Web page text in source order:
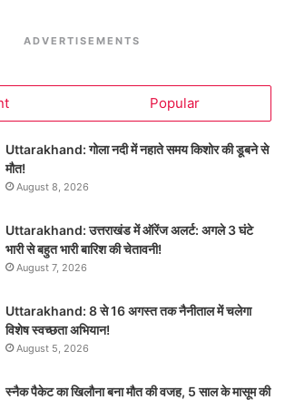
ADVERTISEMENTS
Popular
Uttarakhand: गोला नदी में नहाते समय किशोर की डूबने से
मौत!
August 8, 2026
Uttarakhand: उत्तराखंड में ऑरेंज अलर्ट: अगले 3 घंटे
भारी से बहुत भारी बारिश की चेतावनी!
August 7, 2026
Uttarakhand: 8 से 16 अगस्त तक नैनीताल में चलेगा
विशेष स्वच्छता अभियान!
August 5, 2026
स्नैक पैकेट का खिलौना बना मौत की वजह, 5 साल के मासूम की